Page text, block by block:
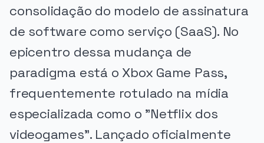
consolidação do modelo de assinatura
de software como serviço (SaaS). No
epicentro dessa mudança de
paradigma está o Xbox Game Pass,
frequentemente rotulado na mídia
especializada como o "Netflix dos
videogames". Lançado oficialmente